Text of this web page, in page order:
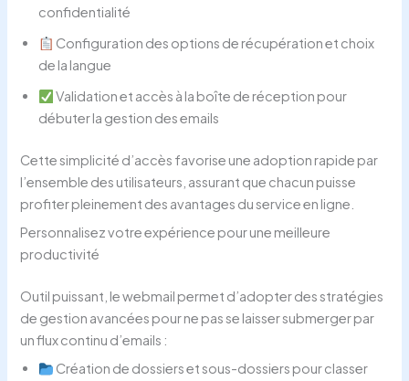
confidentialité
Configuration des options de récupération et choix
de la langue
Validation et accès à la boîte de réception pour
débuter la gestion des emails
Cette simplicité d’accès favorise une adoption rapide par
l’ensemble des utilisateurs, assurant que chacun puisse
profiter pleinement des avantages du service en ligne.
Personnalisez votre expérience pour une meilleure
productivité
Outil puissant, le webmail permet d’adopter des stratégies
de gestion avancées pour ne pas se laisser submerger par
un flux continu d’emails :
Création de dossiers et sous-dossiers pour classer